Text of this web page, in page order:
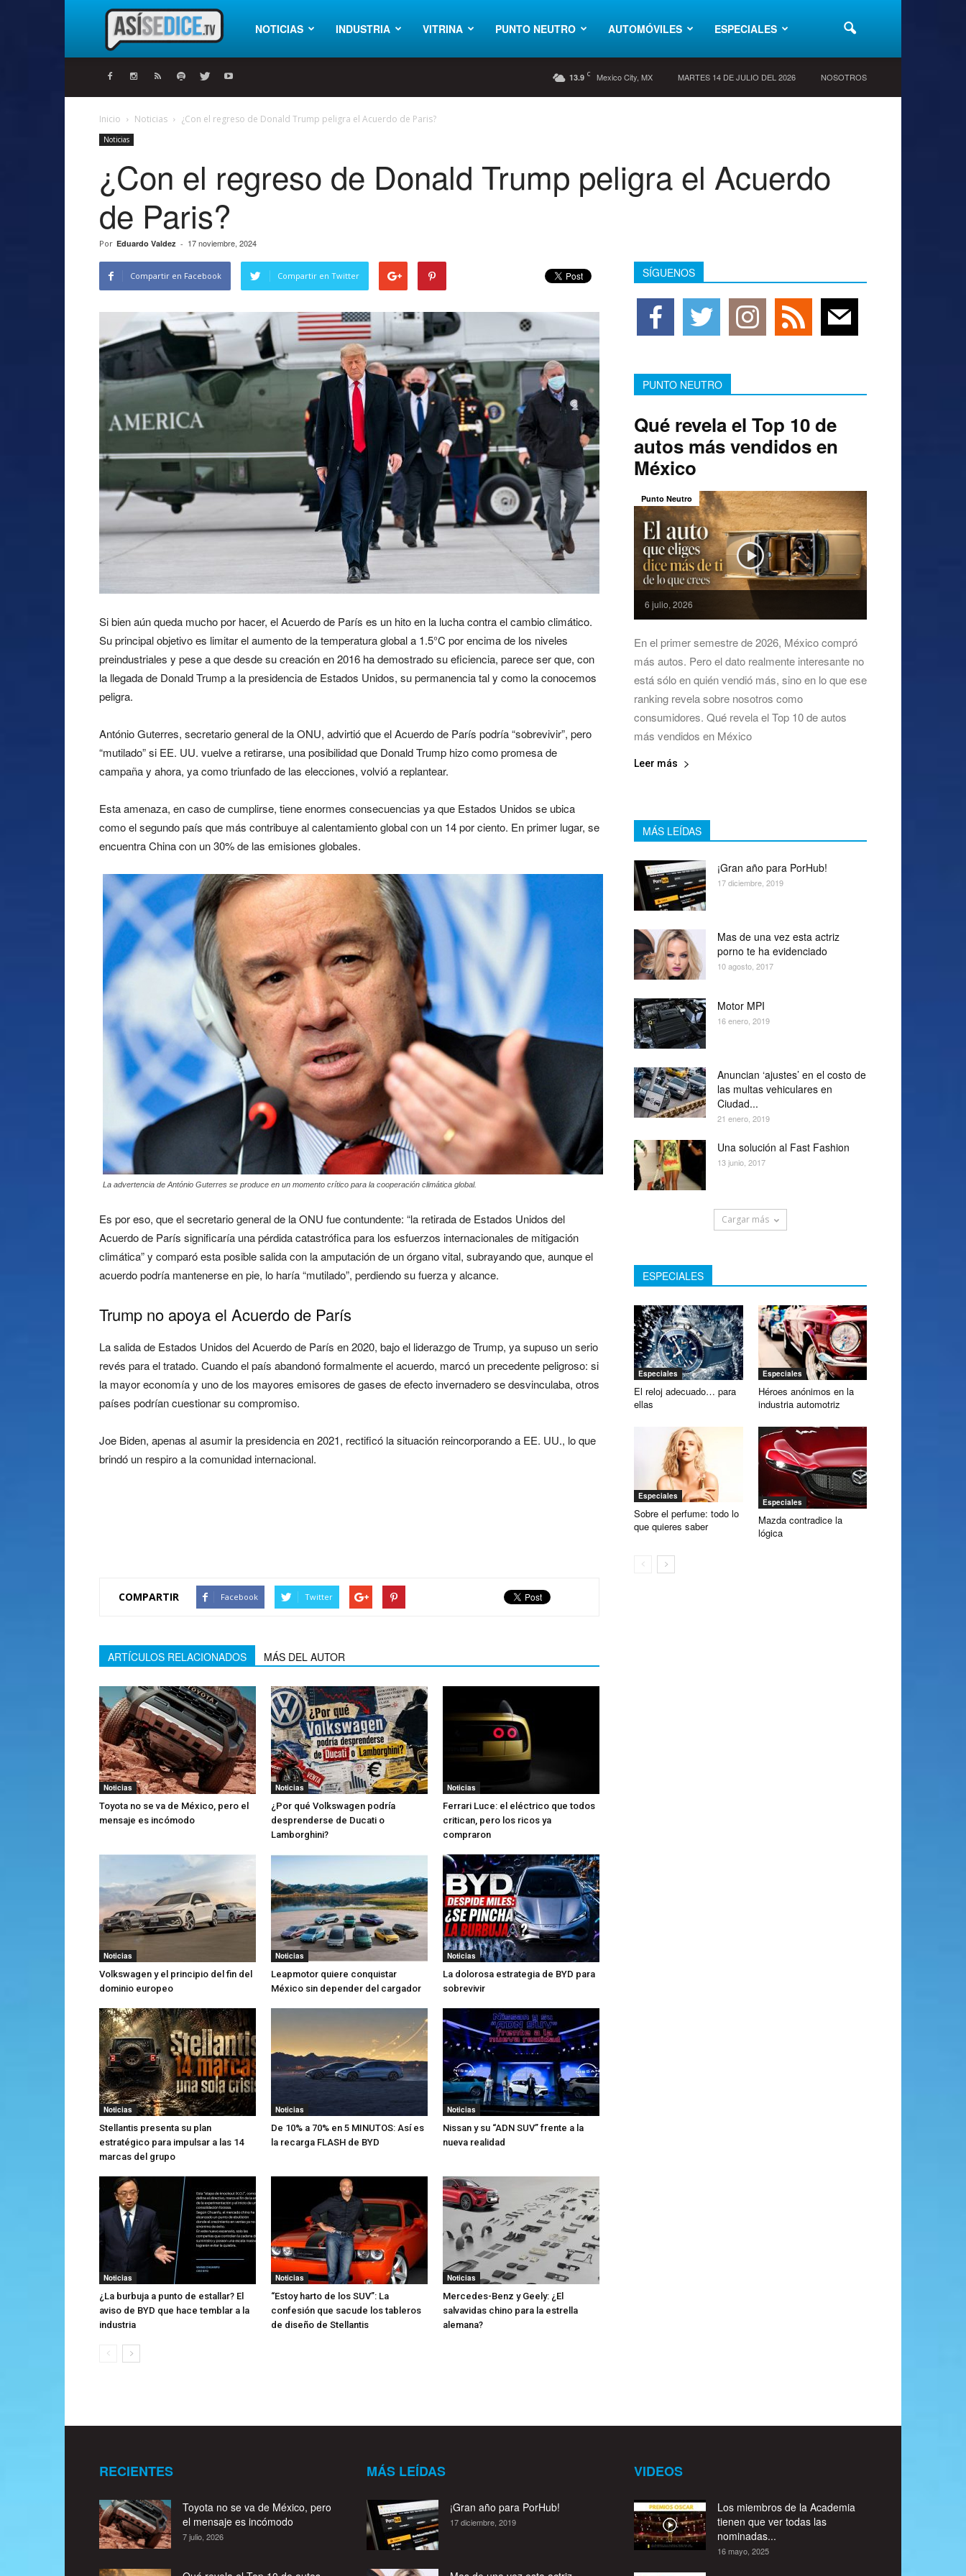
AsíNOTICIAS INDUSTRIA VITRINA PUNTO NEUTRO AUTOMÓVILES ESPECIALES
13.9 C Mexico City, MX MARTES 14 DE JULIO DEL 2026 NOSOTROS
Inicio Noticias ¿Con el regreso de Donald Trump peligra el Acuerdo de Paris?
Noticias
¿Con el regreso de Donald Trump peligra el Acuerdo
de Paris?
Por Eduardo Valdez - 17 noviembre, 2024
Compartir en Facebook Compartir en Twitter
Si bien aún queda mucho por hacer, el Acuerdo de París es un hito en la lucha contra el cambio climático.
Su principal objetivo es limitar el aumento de la temperatura global a 1.5°C por encima de los niveles
preindustriales y pese a que desde su creación en 2016 ha demostrado su eficiencia, parece ser que, con
la llegada de Donald Trump a la presidencia de Estados Unidos, su permanencia tal y como la conocemos
peligra.
António Guterres, secretario general de la ONU, advirtió que el Acuerdo de París podría “sobrevivir”, pero
“mutilado” si EE. UU. vuelve a retirarse, una posibilidad que Donald Trump hizo como promesa de
campaña y ahora, ya como triunfado de las elecciones, volvió a replantear.
Esta amenaza, en caso de cumplirse, tiene enormes consecuencias ya que Estados Unidos se ubica
como el segundo país que más contribuye al calentamiento global con un 14 por ciento. En primer lugar, se
encuentra China con un 30% de las emisiones globales.
La advertencia de António Guterres se produce en un momento crítico para la cooperación climática global.
Es por eso, que el secretario general de la ONU fue contundente: “la retirada de Estados Unidos del
Acuerdo de París significaría una pérdida catastrófica para los esfuerzos internacionales de mitigación
climática” y comparó esta posible salida con la amputación de un órgano vital, subrayando que, aunque el
acuerdo podría mantenerse en pie, lo haría “mutilado”, perdiendo su fuerza y alcance.
Trump no apoya el Acuerdo de París
La salida de Estados Unidos del Acuerdo de París en 2020, bajo el liderazgo de Trump, ya supuso un serio
revés para el tratado. Cuando el país abandonó formalmente el acuerdo, marcó un precedente peligroso: si
la mayor economía y uno de los mayores emisores de gases de efecto invernadero se desvinculaba, otros
países podrían cuestionar su compromiso.
Joe Biden, apenas al asumir la presidencia en 2021, rectificó la situación reincorporando a EE. UU., lo que
brindó un respiro a la comunidad internacional.
COMPARTIR Facebook Twitter
ARTÍCULOS RELACIONADOS MÁS DEL AUTOR
Noticias
Toyota no se va de México, pero el
mensaje es incómodo
Noticias
¿Por qué Volkswagen podría
desprenderse de Ducati o
Lamborghini?
Noticias
Ferrari Luce: el eléctrico que todos
critican, pero los ricos ya
compraron
Noticias
Volkswagen y el principio del fin del
dominio europeo
Noticias
Leapmotor quiere conquistar
México sin depender del cargador
Noticias
La dolorosa estrategia de BYD para
sobrevivir
Noticias
Stellantis presenta su plan
estratégico para impulsar a las 14
marcas del grupo
Noticias
De 10% a 70% en 5 MINUTOS: Así es
la recarga FLASH de BYD
Noticias
Nissan y su “ADN SUV” frente a la
nueva realidad
Noticias
¿La burbuja a punto de estallar? El
aviso de BYD que hace temblar a la
industria
Noticias
“Estoy harto de los SUV”: La
confesión que sacude los tableros
de diseño de Stellantis
Noticias
Mercedes-Benz y Geely: ¿El
salvavidas chino para la estrella
alemana?
SÍGUENOS
PUNTO NEUTRO
Qué revela el Top 10 de
autos más vendidos en
México
6 julio, 2026
Punto Neutro
En el primer semestre de 2026, México compró
más autos. Pero el dato realmente interesante no
está sólo en quién vendió más, sino en lo que ese
ranking revela sobre nosotros como
consumidores. Qué revela el Top 10 de autos
más vendidos en México
Leer más
MÁS LEÍDAS
¡Gran año para PorHub!
17 diciembre, 2019
Mas de una vez esta actriz
porno te ha evidenciado
10 agosto, 2017
Motor MPI
16 enero, 2019
Anuncian ‘ajustes’ en el costo de
las multas vehiculares en
Ciudad...
21 enero, 2019
Una solución al Fast Fashion
13 junio, 2017
Cargar más
ESPECIALES
Especiales
El reloj adecuado… para
ellas
Especiales
Héroes anónimos en la
industria automotriz
Especiales
Sobre el perfume: todo lo
que quieres saber
Especiales
Mazda contradice la
lógica
RECIENTES
Toyota no se va de México, pero
el mensaje es incómodo
7 julio, 2026
MÁS LEÍDAS
¡Gran año para PorHub!
17 diciembre, 2019
VIDEOS
Los miembros de la Academia
tienen que ver todas las
nominadas...
16 mayo, 2025